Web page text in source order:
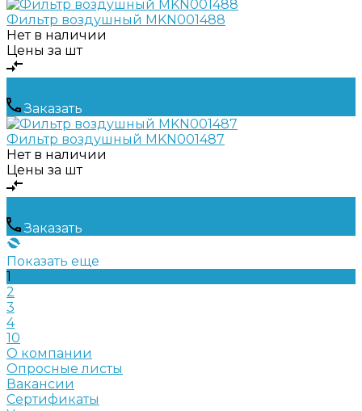
Фильтр воздушный MKN001488
Нет в наличии
Цены за шт
Заказать
Фильтр воздушный MKN001487
Нет в наличии
Цены за шт
Заказать
Показать еще
1
2
3
4
10
О компании
Опросные листы
Вакансии
Сертификаты